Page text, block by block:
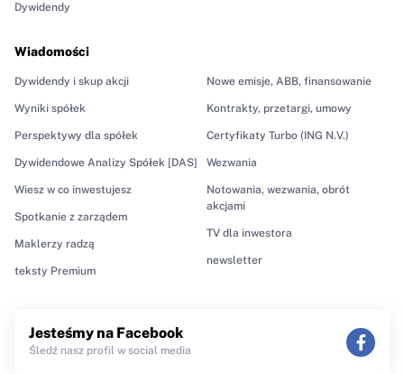
Dywidendy
Wiadomości
Dywidendy i skup akcji
Wyniki spółek
Perspektywy dla spółek
Dywidendowe Analizy Spółek [DAS]
Wiesz w co inwestujesz
Spotkanie z zarządem
Maklerzy radzą
teksty Premium
Nowe emisje, ABB, finansowanie
Kontrakty, przetargi, umowy
Certyfikaty Turbo (ING N.V.)
Wezwania
Notowania, wezwania, obrót
akcjami
TV dla inwestora
newsletter
Jesteśmy na Facebook
Śledź nasz profil w social media